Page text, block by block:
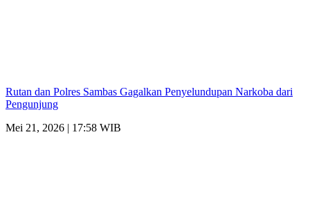
Rutan dan Polres Sambas Gagalkan Penyelundupan Narkoba dari
Pengunjung
Mei 21, 2026 | 17:58 WIB